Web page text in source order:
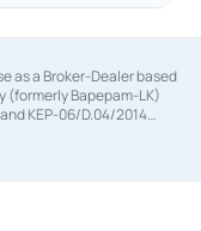
as a Broker-Dealer based
(formerly Bapepam-LK)
KEP-06/D.04/2014
Underwriter based on the
KEP-12/PM/PEE/1997